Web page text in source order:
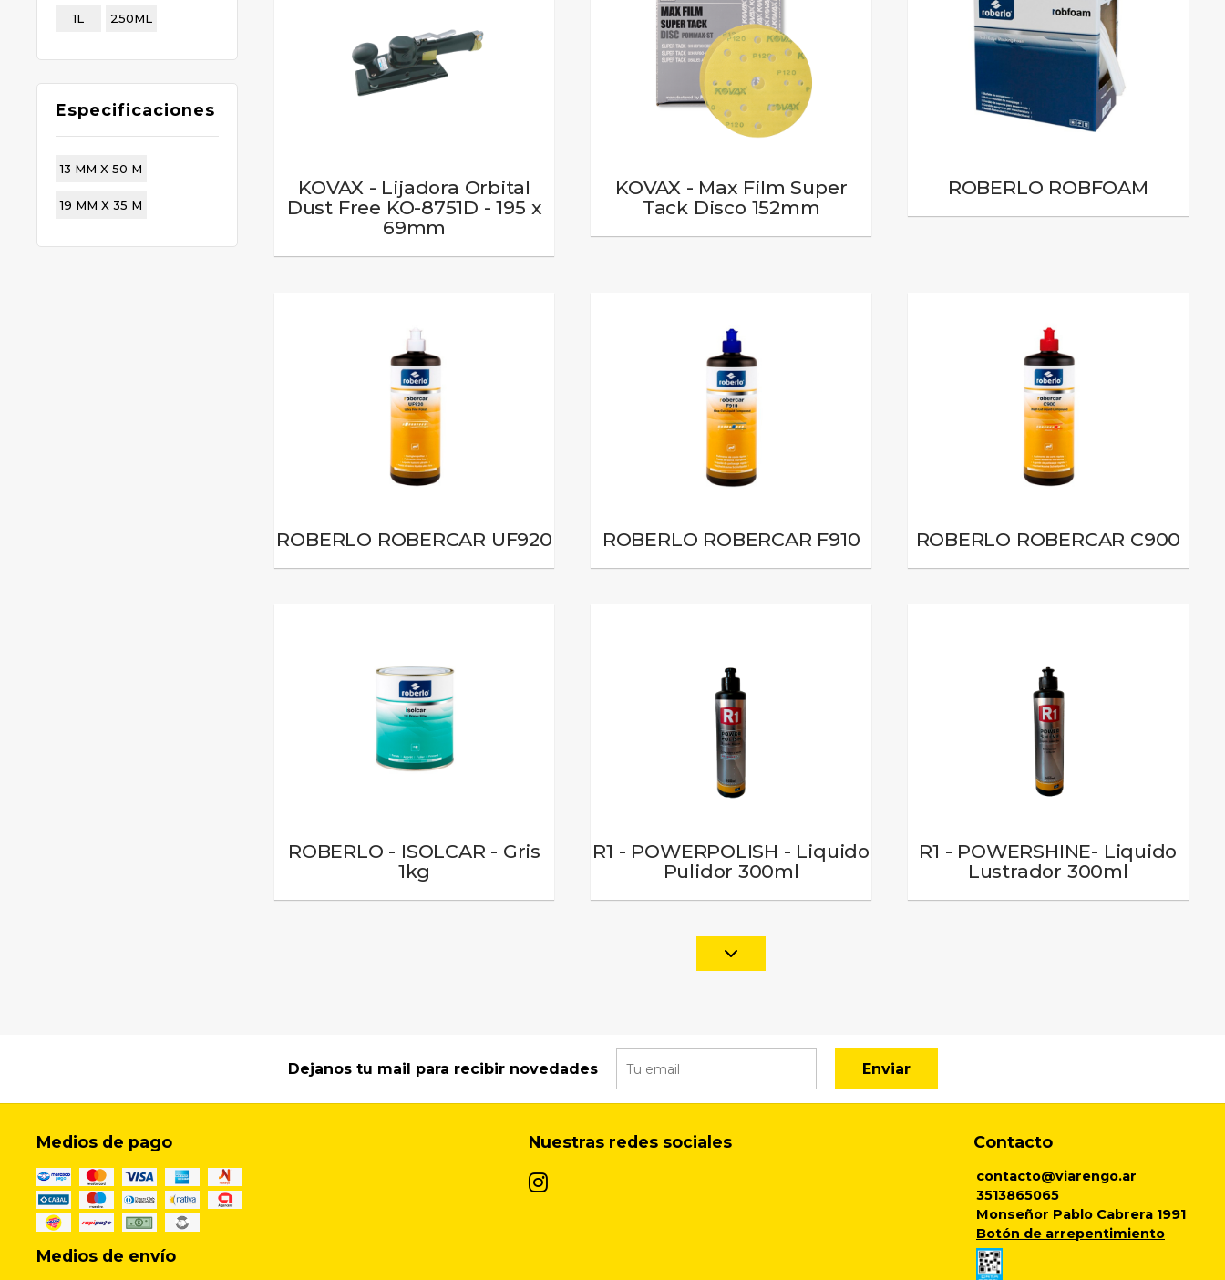
1L 250ML
Especificaciones
13 MM X 50 M
19 MM X 35 M
KOVAX - Lijadora Orbital
Dust Free KO-8751D - 195 x
69mm
KOVAX - Max Film Super
Tack Disco 152mm
ROBERLO ROBFOAM
ROBERLO ROBERCAR UF920 ROBERLO ROBERCAR F910 ROBERLO ROBERCAR C900
ROBERLO - ISOLCAR - Gris
1kg
R1 - POWERPOLISH - Liquido
Pulidor 300ml
R1 - POWERSHINE- Liquido
Lustrador 300ml
Dejanos tu mail para recibir novedades Enviar
Medios de pago
Medios de envío
Nuestras redes sociales Contacto
contacto@viarengo.ar
3513865065
Monseñor Pablo Cabrera 1991
Botón de arrepentimiento